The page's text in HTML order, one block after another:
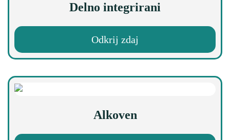
Delno integrirani
Odkrij zdaj
Alkoven